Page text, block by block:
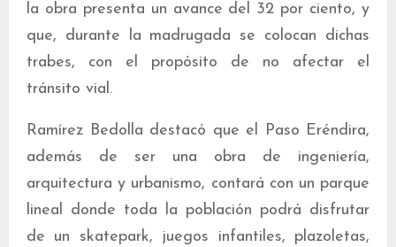
la obra presenta un avance del 32 por ciento, y
que, durante la madrugada se colocan dichas
trabes, con el propósito de no afectar el
tránsito vial.
Ramírez Bedolla destacó que el Paso Eréndira,
además de ser una obra de ingeniería,
arquitectura y urbanismo, contará con un parque
lineal donde toda la población podrá disfrutar
de un skatepark, juegos infantiles, plazoletas,